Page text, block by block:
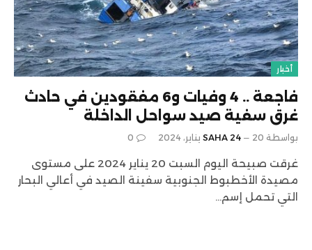
أخبار
فاجعة .. 4 وفيات و6 مفقودين في حادث
غرق سفية صيد سواحل الداخلة
بواسطة SAHA 24 20 يناير، 2024 0
غرقت صبيحة اليوم السبت 20 يناير 2024 على مستوى
مصيدة الأخطبوط الجنوبية سفينة الصيد في أعالي البحار
التي تحمل إسم…